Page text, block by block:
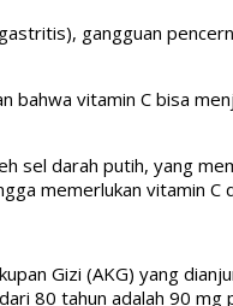
gangguan
vitamin C bisa
darah putih, yang
memerlukan vitamin C
Gizi (AKG) yang
80 tahun adalah 90